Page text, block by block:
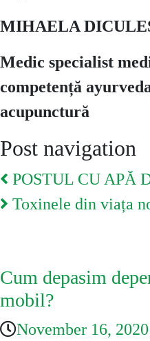
MIHAELA
Medic specialist
competență
acupunctură
Post navigation
POSTUL CU APĂ
Toxinele din viața
Cum depasim
mobil?
November 16, 2020